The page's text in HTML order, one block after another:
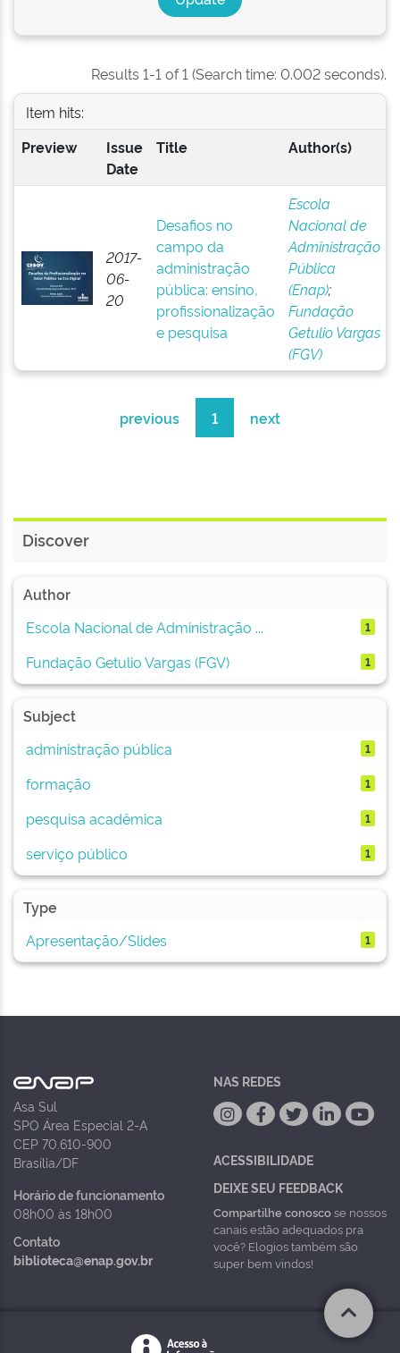
Results 1-1 of 1 (Search time: 0.002 seconds).
Item hits:
Preview
Issue
Date
Title Author(s)
2017-
06-
20
Desafios no
campo da
administração
pública: ensino,
profissionalização
e pesquisa
Escola
Nacional de
Administração
Pública
(Enap);
Fundação
Getulio Vargas
(FGV)
previous 1 next
Discover
Author
Escola Nacional de Administração ...
1
Fundação Getulio Vargas (FGV) 1
Subject
administração pública
1
formação 1
pesquisa acadêmica 1
serviço público 1
Type
Apresentação/Slides
1
Asa Sul
SPO Área Especial 2-A
CEP 70.610-900
Brasília/DF
Horário de funcionamento
08h00 às 18h00
Contato
biblioteca@enap.gov.br
NAS REDES
ACESSIBILIDADE
DEIXE SEU FEEDBACK
Compartilhe conoscose nossos
canais estão adequados pra
você? Elogios também são
super bem vindos!